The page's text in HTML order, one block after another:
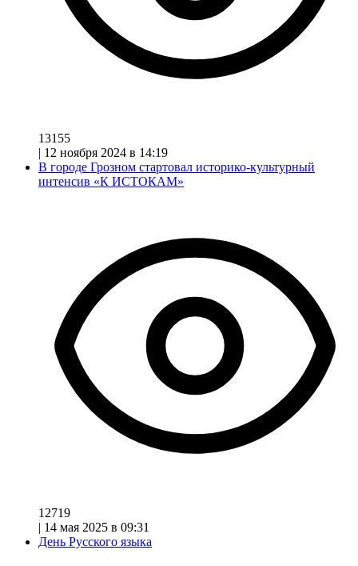
13155
| 12 ноября 2024 в 14:19
В городе Грозном стартовал историко-культурный
интенсив «К ИСТОКАМ»
12719
| 14 мая 2025 в 09:31
День Русского языка